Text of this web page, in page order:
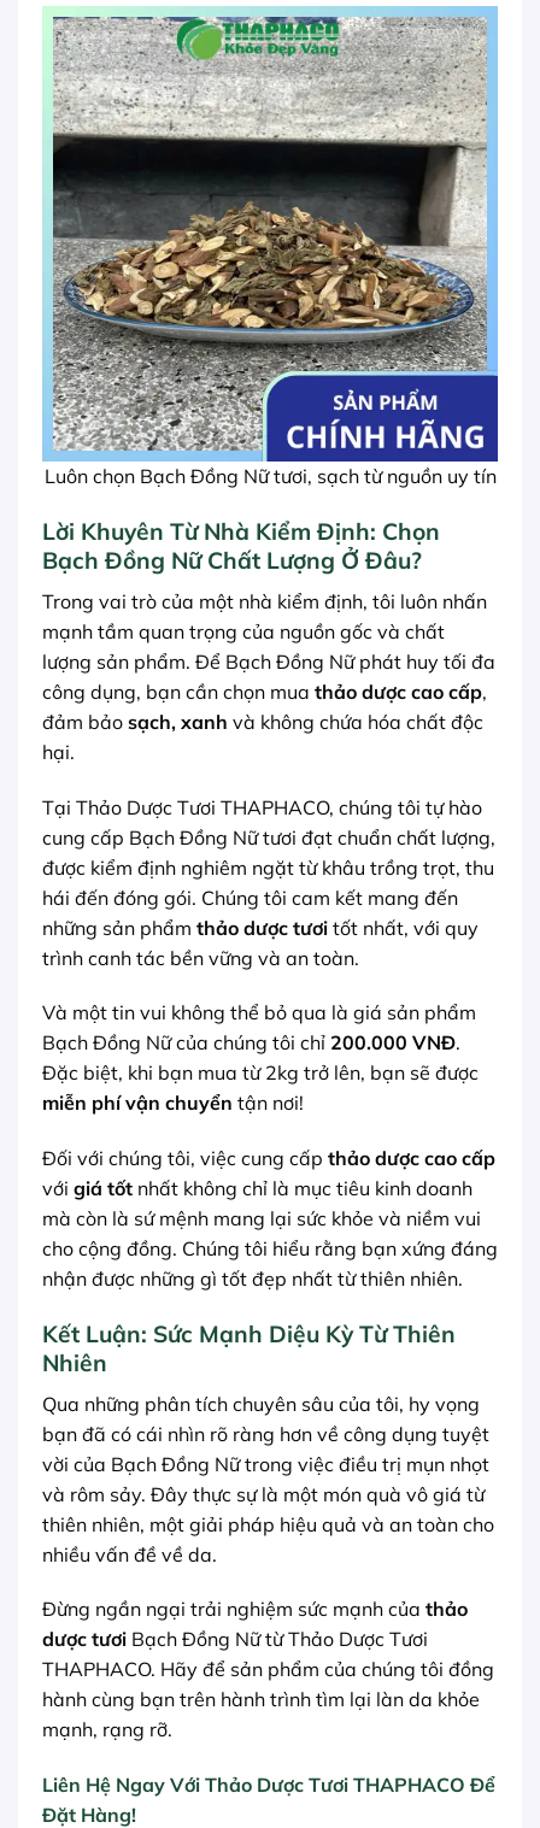
Luôn chọn Bạch Đồng Nữ tươi, sạch từ nguồn uy tín
Lời Khuyên Từ Nhà Kiểm Định: Chọn
Bạch Đồng Nữ Chất Lượng Ở Đâu?
Trong vai trò của một nhà kiểm định, tôi luôn nhấn
mạnh tầm quan trọng của nguồn gốc và chất
lượng sản phẩm. Để Bạch Đồng Nữ phát huy tối đa
công dụng, bạn cần chọn mua thảo dược cao cấp,
đảm bảo sạch, xanh và không chứa hóa chất độc
hại.
Tại Thảo Dược Tươi THAPHACO, chúng tôi tự hào
cung cấp Bạch Đồng Nữ tươi đạt chuẩn chất lượng,
được kiểm định nghiêm ngặt từ khâu trồng trọt, thu
hái đến đóng gói. Chúng tôi cam kết mang đến
những sản phẩm thảo dược tươi tốt nhất, với quy
trình canh tác bền vững và an toàn.
Và một tin vui không thể bỏ qua là giá sản phẩm
Bạch Đồng Nữ của chúng tôi chỉ 200.000 VNĐ.
Đặc biệt, khi bạn mua từ 2kg trở lên, bạn sẽ được
miễn phí vận chuyển tận nơi!
Đối với chúng tôi, việc cung cấp thảo dược cao cấp
với giá tốt nhất không chỉ là mục tiêu kinh doanh
mà còn là sứ mệnh mang lại sức khỏe và niềm vui
cho cộng đồng. Chúng tôi hiểu rằng bạn xứng đáng
nhận được những gì tốt đẹp nhất từ thiên nhiên.
Kết Luận: Sức Mạnh Diệu Kỳ Từ Thiên
Nhiên
Qua những phân tích chuyên sâu của tôi, hy vọng
bạn đã có cái nhìn rõ ràng hơn về công dụng tuyệt
vời của Bạch Đồng Nữ trong việc điều trị mụn nhọt
và rôm sảy. Đây thực sự là một món quà vô giá từ
thiên nhiên, một giải pháp hiệu quả và an toàn cho
nhiều vấn đề về da.
Đừng ngần ngại trải nghiệm sức mạnh của thảo
dược tươi Bạch Đồng Nữ từ Thảo Dược Tươi
THAPHACO. Hãy để sản phẩm của chúng tôi đồng
hành cùng bạn trên hành trình tìm lại làn da khỏe
mạnh, rạng rỡ.
Liên Hệ Ngay Với Thảo Dược Tươi THAPHACO Để
Đặt Hàng!